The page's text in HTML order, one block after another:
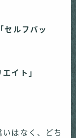
セルフバッ
イト」
はなく、どち